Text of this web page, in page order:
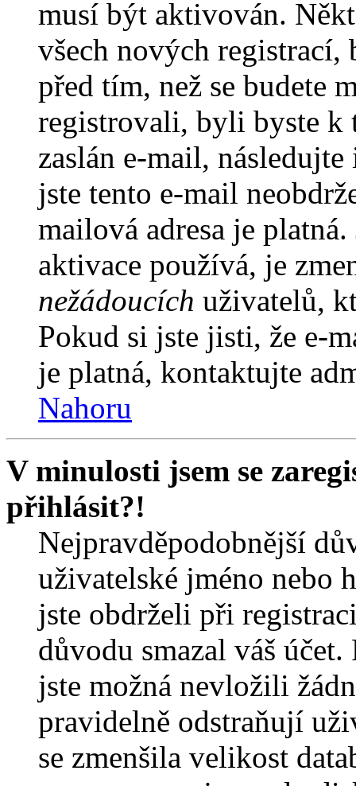
musí být aktivován.
všech nových
před tím, než se budete
registrovali, byli byste k
zaslán e-mail,
jste tento e-mail
mailová adresa je
aktivace používá, je
nežádoucích uživatelů,
Pokud si jste jisti, že e-
je platná, kontaktujte
Nahoru
V minulosti jsem se
přihlásit?!
Nejpravděpodobnější
uživatelské jméno nebo
jste obdrželi při
důvodu smazal váš
jste možná nevložili
pravidelně odstraňují
se zmenšila velikost